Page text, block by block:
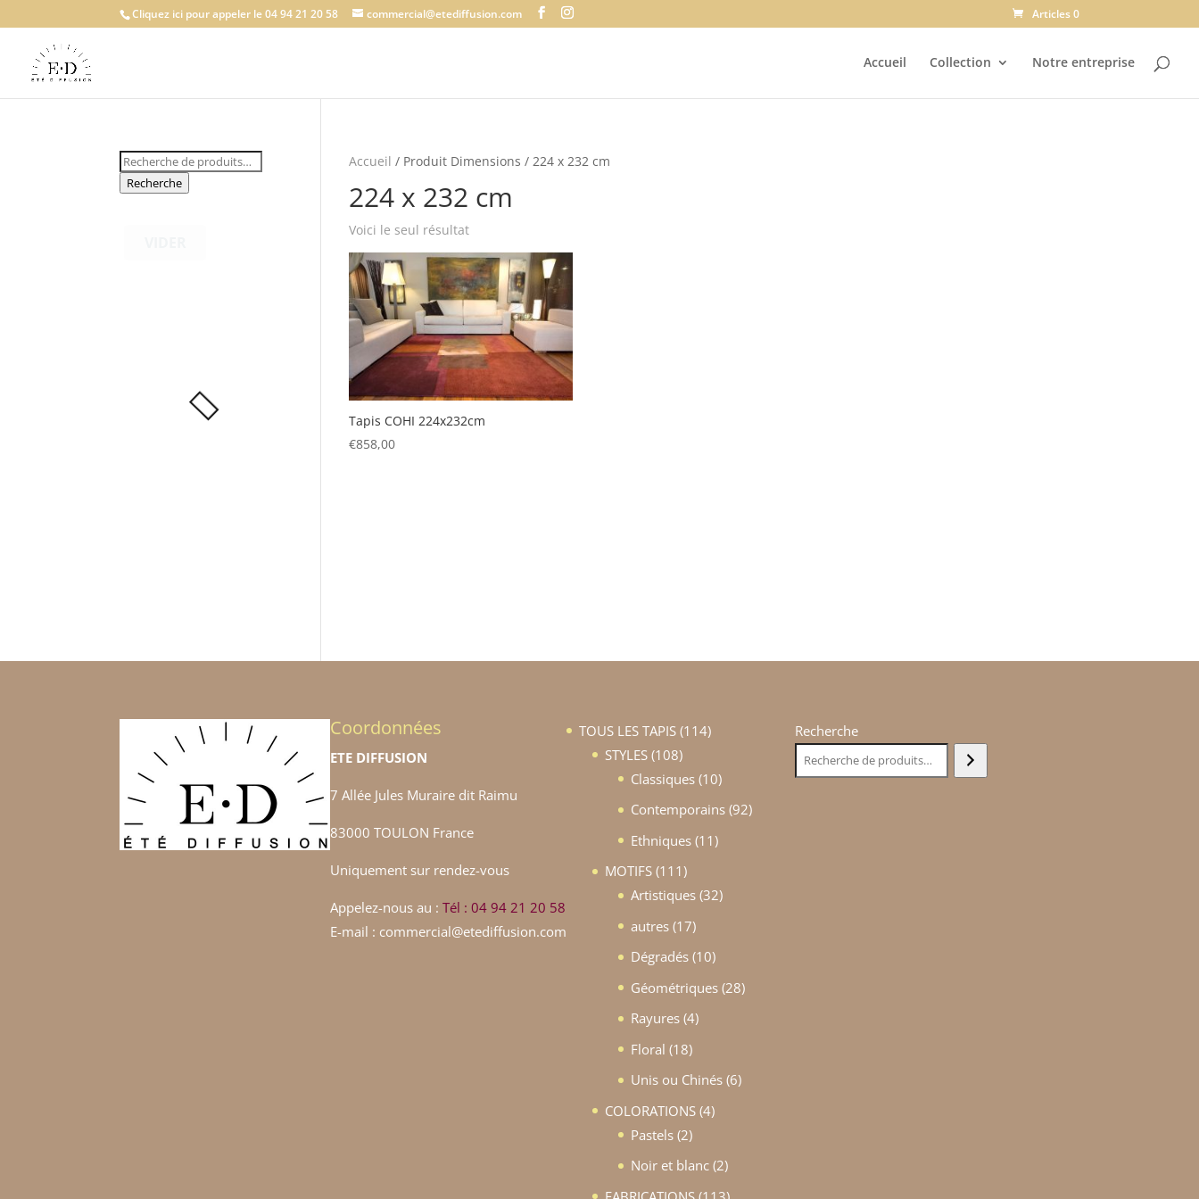
Cliquez ici pour appeler le 04 94 21 20 58 commercial@etediffusion.com Articles 0
Accueil Collection Notre entreprise
Accueil / Produit Dimensions / 224 x 232 cm
224 x 232 cm
Voici le seul résultat
Tapis COHI 224x232cm
€858,00
Recherche
pour :
Recherche
Coordonnées
ETE DIFFUSION
7 Allée Jules Muraire dit Raimu
83000 TOULON France
Uniquement sur rendez-vous
Appelez-nous au :Tél : 04 94 21 20 58
E-mail : commercial@etediffusion.com
TOUS LES TAPIS 114114
STYLES 108108
produits
Classiques 1010
produits
Contemporains 9292
Ethniques 1111
MOTIFS 111111
produits
Artistiques 3232
autres 1717
produits
Dégradés 1010
produits
Géométriques 2828
Rayures 44
Floral 1818
produits
Unis ou Chinés 66
COLORATIONS 44
Pastels 22
produits
Noir et blanc 22
produits
113
Recherche